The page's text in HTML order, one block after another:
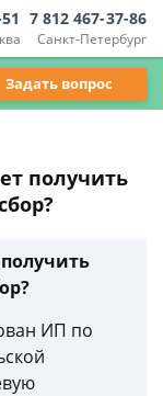
Санкт-Петербург
7 812 467-37-86
Задать вопрос
получить
ИП по